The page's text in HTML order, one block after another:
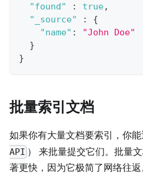
"found"
: true,
"_source"
:
{
"name" :
"John Doe"
}
}
批量索引文档
如果你有大量文档要索引，你
API ） 来批量提交它们。批量
著更快，因为它极简了网络往返